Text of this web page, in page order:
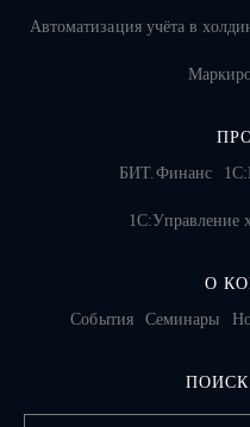
Автоматизация учёта в
БИТ.Финанс
1С:Управление
О
События
Семинары